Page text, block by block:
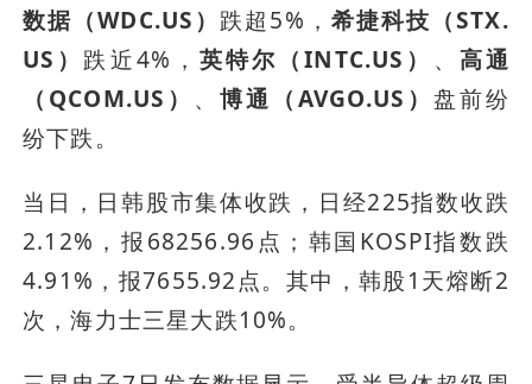
数据（WDC.US） 跌超5%， 希捷科技（STX.
US） 跌近4%， 英特尔（INTC.US） 、 高通
（QCOM.US） 、 博通（AVGO.US） 盘前纷
纷下跌。
当日，日韩股市集体收跌，日经225指数收跌
2.12%，报68256.96点；韩国KOSPI指数跌
4.91%，报7655.92点。其中，韩股1天熔断2
次，海力士三星大跌10%。